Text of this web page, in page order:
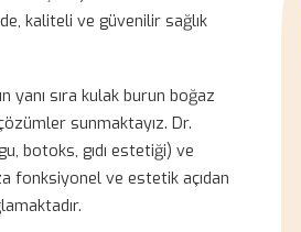
Boğaz Kliniği, estetik cerrahi ve
köklü bir sağlık merkezidir. 2013
ve Baş Boyun Cerrahisi uzmanı
kaliteli ve güvenilir sağlık
yanı sıra kulak burun boğaz